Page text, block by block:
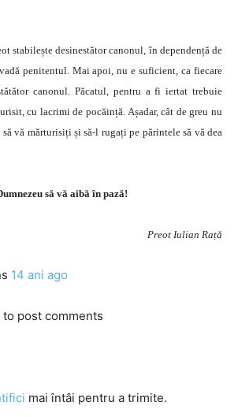
stabilește desinestător canonul, în dependență de
penitentul. Mai apoi, nu e suficient, ca fiecare
canonul. Păcatul, pentru a fi iertat trebuie
cu lacrimi de pocăință. Așadar, cât de greu nu
vă mărturisiți și să-l rugați pe părintele să vă dea
să vă aibă în pază!
Preot Iulian Rață
14 ani ago
to post comments
mai întâi pentru a trimite.